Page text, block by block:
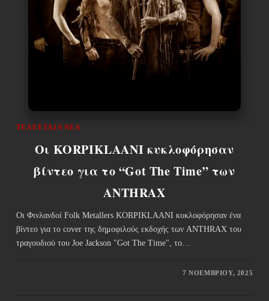
ΤΕΛΕΥΤΑΊΑ ΝΈΑ
Οι KORPIKLAANI κυκλοφόρησαν
βίντεο για το “Got The Time” των
ANTHRAX
Οι Φινλανδοί Folk Metallers KORPIKLAANI κυκλοφόρησαν ένα
βίντεο για το cover της δημοφιλούς εκδοχής των ANTHRAX του
τραγουδιού του Joe Jackson "Got The Time", το…
7 ΝΟΕΜΒΡΊΟΥ, 2025